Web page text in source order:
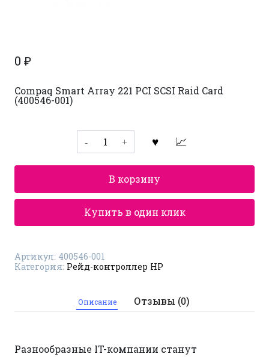
0 ₽
Compaq Smart Array 221 PCI SCSI Raid Card
(400546-001)
Количество
товара
Рейд-
контроллер
400546-
001
В корзину
Купить в один клик
Артикул: 400546-001
Категория: Рейд-контроллер HP
Описание Отзывы (0)
Разнообразные IT-компании станут